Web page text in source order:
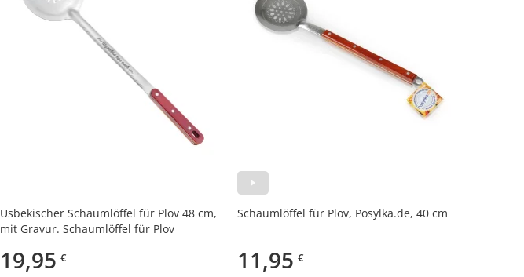
Usbekischer Schaumlöffel für Plov 48 cm,
mit Gravur. Schaumlöffel für Plov
19,95 €
Schaumlöffel für Plov, Posylka.de, 40 cm
11,95 €